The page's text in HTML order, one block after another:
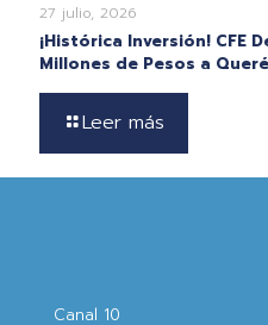
27 julio, 2026
¡Histórica Inversión! CFE
Millones de Pesos a
Leer más
Canal 10